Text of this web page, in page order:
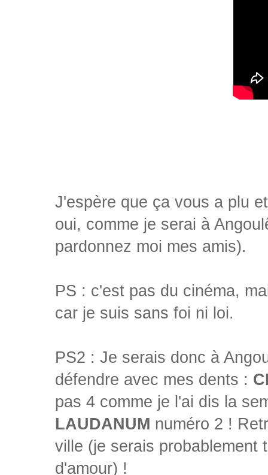
J'espère que ça vous a plu
oui, comme je serai à
pardonnez moi mes amis).
PS : c'est pas du cinéma,
car je suis sans foi ni loi.
PS2 : Je serais donc à
défendre avec mes dents :
pas 4 comme je l'ai dis la
LAUDANUM numéro 2 !
ville (je serais probablement
d'amour) !